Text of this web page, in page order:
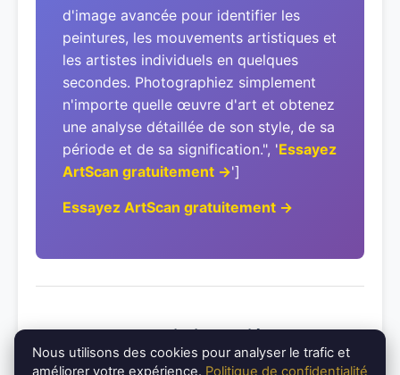
d'image avancée pour identifier les
peintures, les mouvements artistiques et
les artistes individuels en quelques
secondes. Photographiez simplement
n'importe quelle œuvre d'art et obtenez
une analyse détaillée de son style, de sa
période et de sa signification.", 'Essayez
ArtScan gratuitement →']
Essayez ArtScan gratuitement →
Mouvements artistiques liés
Nous utilisons des cookies pour analyser le trafic et
améliorer votre expérience. Politique de confidentialité